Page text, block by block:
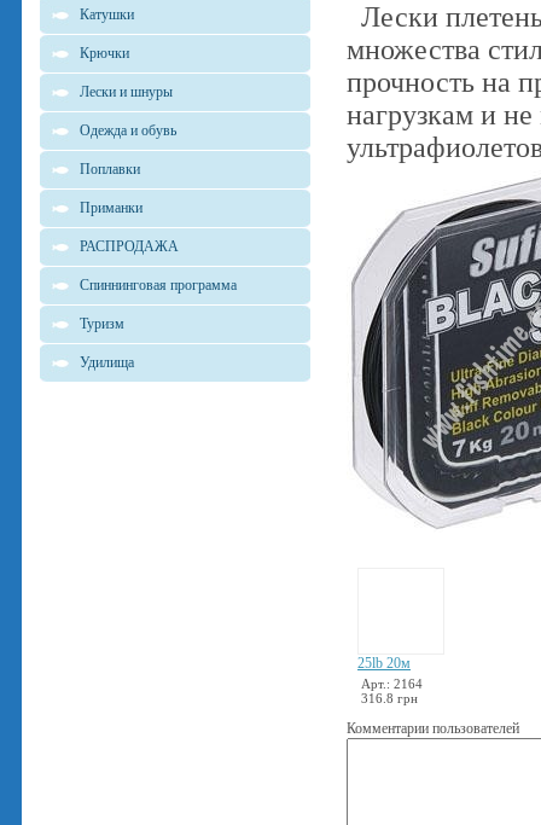
Катушки
Крючки
Лески и шнуры
Одежда и обувь
Поплавки
Приманки
РАСПРОДАЖА
Спиннинговая программа
Туризм
Удилища
Лески
множества
прочность на
нагрузкам и
25lb 20м
Арт.: 2164
316.8 грн
Комментарии пользователей